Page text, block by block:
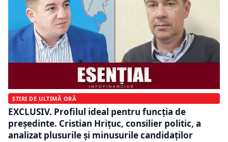
ȘTIRI DE ULTIMĂ ORĂ
EXCLUSIV. Profilul ideal pentru funcția de
președinte. Cristian Hrițuc, consilier politic, a
analizat plusurile și minusurile candidaților